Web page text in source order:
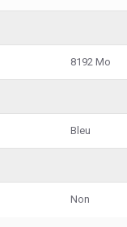
8192 Mo
Bleu
Non